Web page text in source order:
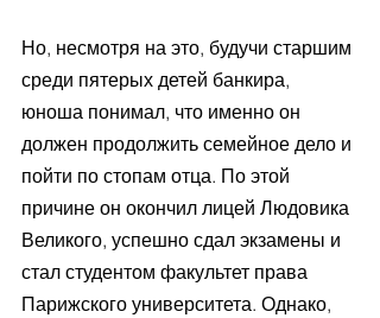
Но, несмотря на это, будучи старшим
среди пятерых детей банкира,
юноша понимал, что именно он
должен продолжить семейное дело и
пойти по стопам отца. По этой
причине он окончил лицей Людовика
Великого, успешно сдал экзамены и
стал студентом факультет права
Парижского университета. Однако,